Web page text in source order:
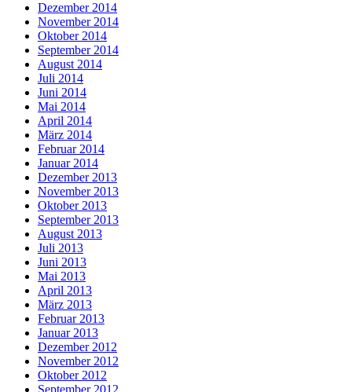
Dezember 2014
November 2014
Oktober 2014
September 2014
August 2014
Juli 2014
Juni 2014
Mai 2014
April 2014
März 2014
Februar 2014
Januar 2014
Dezember 2013
November 2013
Oktober 2013
September 2013
August 2013
Juli 2013
Juni 2013
Mai 2013
April 2013
März 2013
Februar 2013
Januar 2013
Dezember 2012
November 2012
Oktober 2012